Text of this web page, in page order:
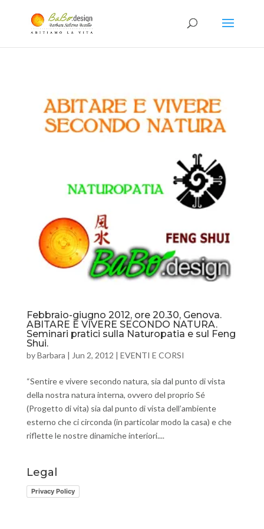
Febbraio-giugno 2012, ore 20.30, Genova.
ABITARE E VIVERE SECONDO NATURA.
Seminari pratici sulla Naturopatia e sul Feng
Shui.
byBarbara | Jun 2, 2012 | EVENTI E CORSI
“Sentire e vivere secondo natura, sia dal punto di vista
della nostra natura interna, ovvero del proprio Sé
(Progetto di vita) sia dal punto di vista dell’ambiente
esterno che ci circonda (in particolar modo la casa) e che
riflette le nostre dinamiche interiori....
Legal
Privacy Policy